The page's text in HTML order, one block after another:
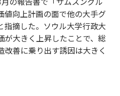
値向上計画の面で他の大手グ
指摘した。ソウル大学行政大
が大きく上昇したことで、総
改善に乗り出す誘因は大きく